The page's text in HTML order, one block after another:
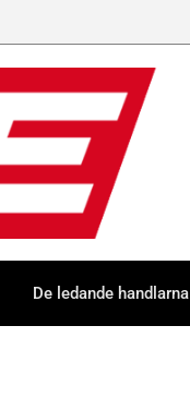
De ledande handlarna